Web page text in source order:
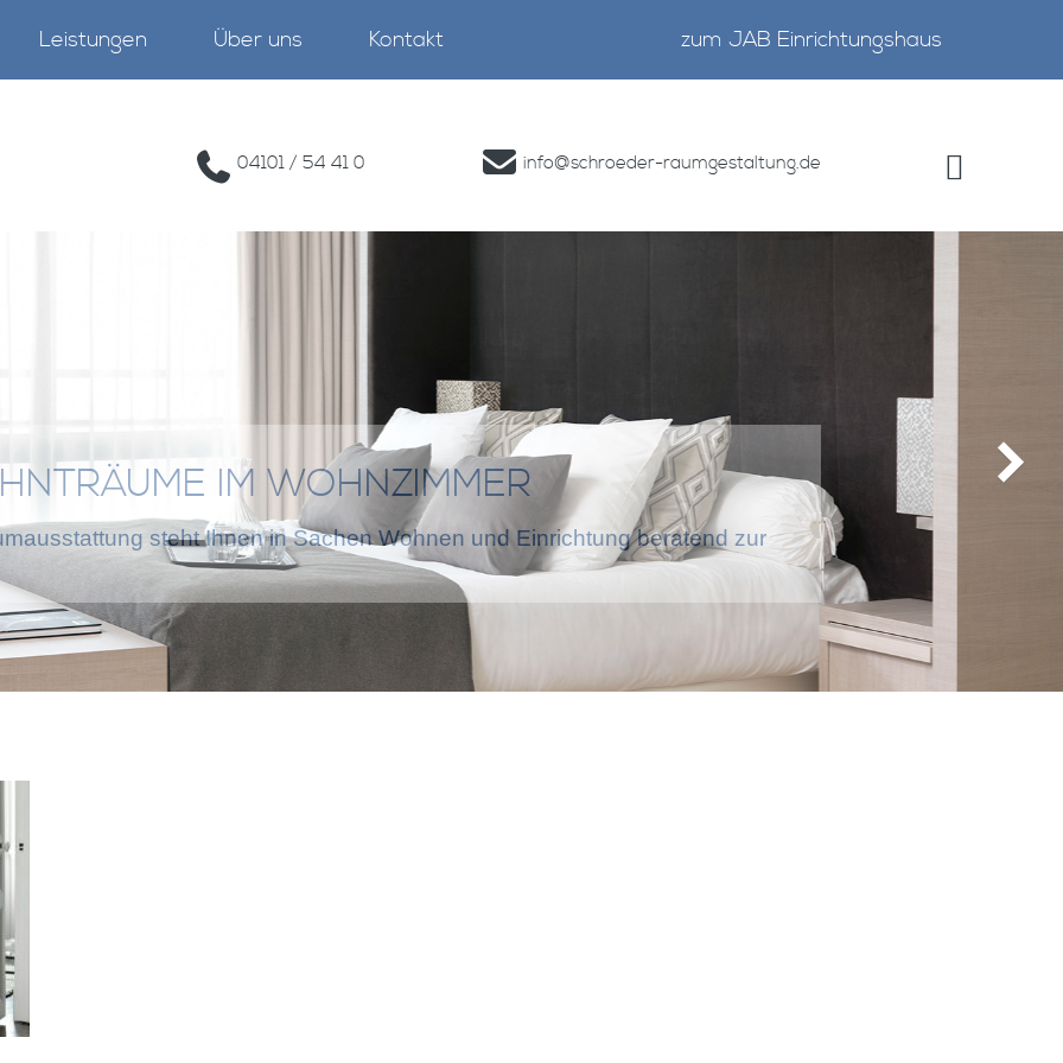
Leistungen Über uns Kontakt zum JAB Einrichtungshaus
04101 / 54 41 0 info@schroeder-raumgestaltung.de
IM WOHNZIMMER
steht Ihnen in Sachen Wohnen und Einrichtung beratend zur